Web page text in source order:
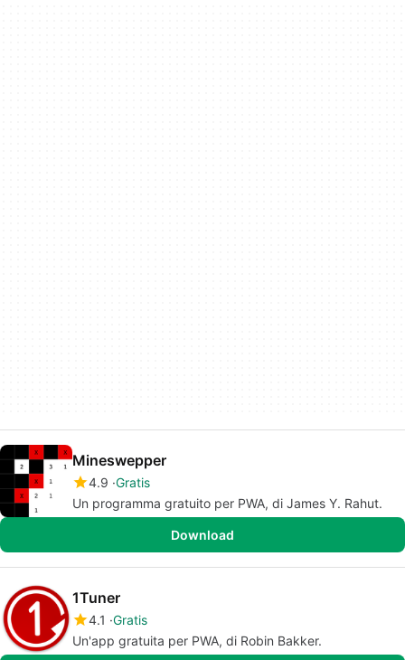
Mineswepper
4.9 Gratis
Un programma gratuito per PWA, di James Y. Rahut.
Download
1Tuner
4.1 Gratis
Un'app gratuita per PWA, di Robin Bakker.